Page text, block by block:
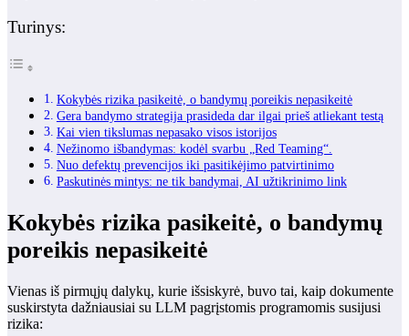
Turinys:
Kokybės rizika pasikeitė, o bandymų poreikis nepasikeitė
Gera bandymo strategija prasideda dar ilgai prieš atliekant testą
Kai vien tikslumas nepasako visos istorijos
Nežinomo išbandymas: kodėl svarbu „Red Teaming“.
Nuo defektų prevencijos iki pasitikėjimo patvirtinimo
Paskutinės mintys: ne tik bandymai, AI užtikrinimo link
Kokybės rizika pasikeitė, o bandymų
poreikis nepasikeitė
Vienas iš pirmųjų dalykų, kurie išsiskyrė, buvo tai, kaip dokumente
suskirstyta dažniausiai su LLM pagrįstomis programomis susijusi
rizika: